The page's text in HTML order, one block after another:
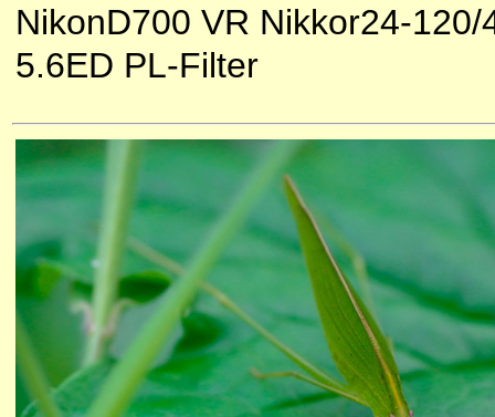
NikonD700 VR Nikkor24-120/
5.6ED PL-Filter